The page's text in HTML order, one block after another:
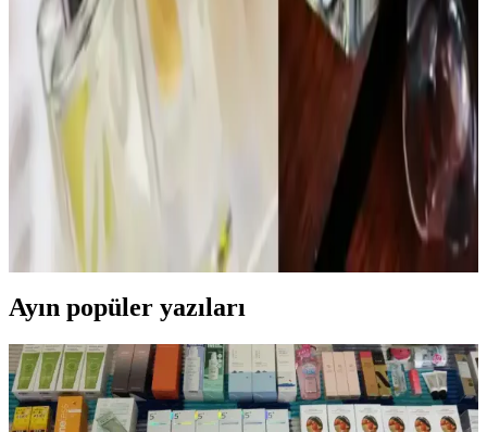
1980'ler Love’s Cologne parfüm seti, orijinal ve kullanılmamış
kokularıyla nostalji ve vintage parfüm meraklıları için değerli bir
koleksiyon sunar. Set, dönemin gençlik kültürünü yansıtan çeşitli
kokular içerir.
İnsanları Duraklatan ve Övgü Alan Parfümler:
Kalıcılık ve Uyumun Önemi
Reddit kullanıcılarının deneyimlerine göre, Chanel Coco
Mademoiselle ve Glossier You gibi parfümler kalıcılık ve
uyumlarıyla sıkça iltifat alıyor. Parfüm seçerken vücut kokusuyla
uyum ve mevsim dikkate alınmalı.
Ayın popüler yazıları